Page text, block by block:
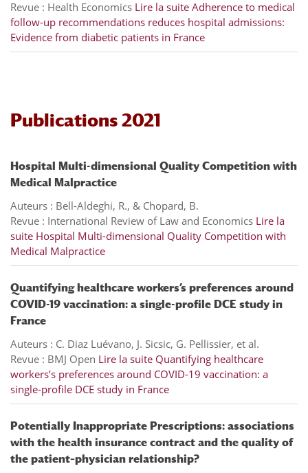
Revue : Health Economics Lire la suite Adherence to medical
follow-up recommendations reduces hospital admissions:
Evidence from diabetic patients in France
Publications 2021
Hospital Multi-dimensional Quality Competition with
Medical Malpractice
Auteurs : Bell-Aldeghi, R., & Chopard, B.
Revue : International Review of Law and Economics Lire la
suite Hospital Multi-dimensional Quality Competition with
Medical Malpractice
Quantifying healthcare workers’s preferences around
COVID-19 vaccination: a single-profile DCE study in
France
Auteurs : C. Diaz Luévano, J. Sicsic, G. Pellissier, et al.
Revue : BMJ Open Lire la suite Quantifying healthcare
workers’s preferences around COVID-19 vaccination: a
single-profile DCE study in France
Potentially Inappropriate Prescriptions: associations
with the health insurance contract and the quality of
the patient–physician relationship?